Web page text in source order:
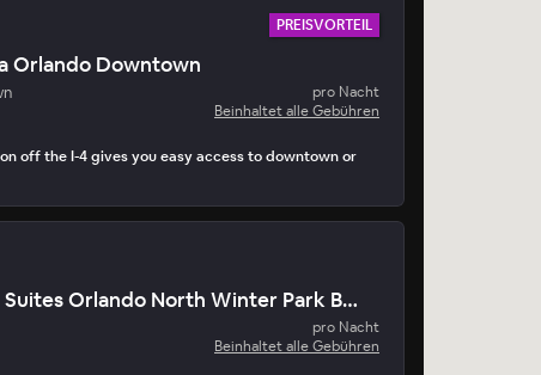
PREISVORTEIL
Orlando Downtown
pro Nacht
Beinhaltet alle Gebühren
off the I-4 gives you easy access to downtown or
Candlewood Suites Orlando North Winter Park By Ihg
pro Nacht
Beinhaltet alle Gebühren